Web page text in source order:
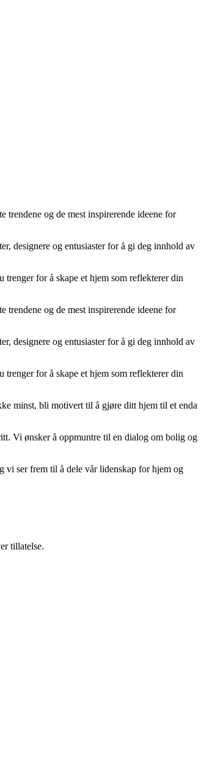
og de mest inspirerende ideene for
designere og entusiaster for å gi deg innhold av
for å skape et hjem som reflekterer din
og de mest inspirerende ideene for
designere og entusiaster for å gi deg innhold av
for å skape et hjem som reflekterer din
minst, bli motivert til å gjøre ditt hjem til et enda
Vi ønsker å oppmuntre til en dialog om bolig og
vi ser frem til å dele vår lidenskap for hjem og
tillatelse.